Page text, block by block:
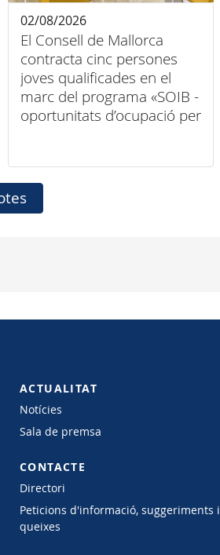
El Consell de Mallorca
contracta cinc persones
joves qualificades en el
marc del programa «SOIB -
oportunitats d’ocupació per
locals 2026-2027»
02/08/2026
ACTUALITAT
Notícies
Sala de premsa
CONTACTE
Directori
Peticions d'informació, suggeriments i
queixes